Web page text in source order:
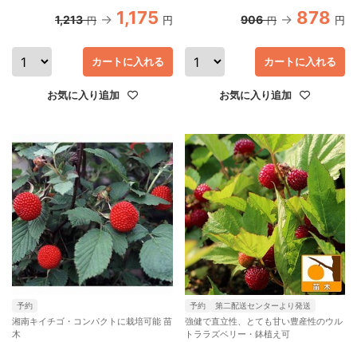
1,213 円 1,175 円
お気に入り追加
カートに入れる
906 円 878 円
お気に入り追加
カートに入れる
予約
湘南キイチゴ・コンパクトに栽培可能 苗
木
予約 第二配送センターより発送
強健で直立性、とても甘い豊産性のウル
トララズベリー・鉢植え可